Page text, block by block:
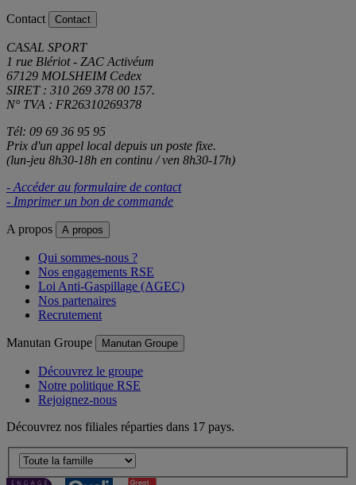
Contact Contact
CASAL SPORT
1 rue Blériot - ZAC Activéum
67129 MOLSHEIM Cedex
SIRET : 310 269 378 00 157.
N° TVA : FR26310269378
Tél: 09 69 36 95 95
Prix d'un appel local depuis un poste fixe.
(lun-jeu 8h30-18h en continu / ven 8h30-17h)
- Accéder au formulaire de contact
- Imprimer un bon de commande
A propos A propos
Qui sommes-nous ?
Nos engagements RSE
Loi Anti-Gaspillage (AGEC)
Nos partenaires
Recrutement
Manutan Groupe Manutan Groupe
Découvrez le groupe
Notre politique RSE
Rejoignez-nous
Découvrez nos filiales réparties dans 17 pays.